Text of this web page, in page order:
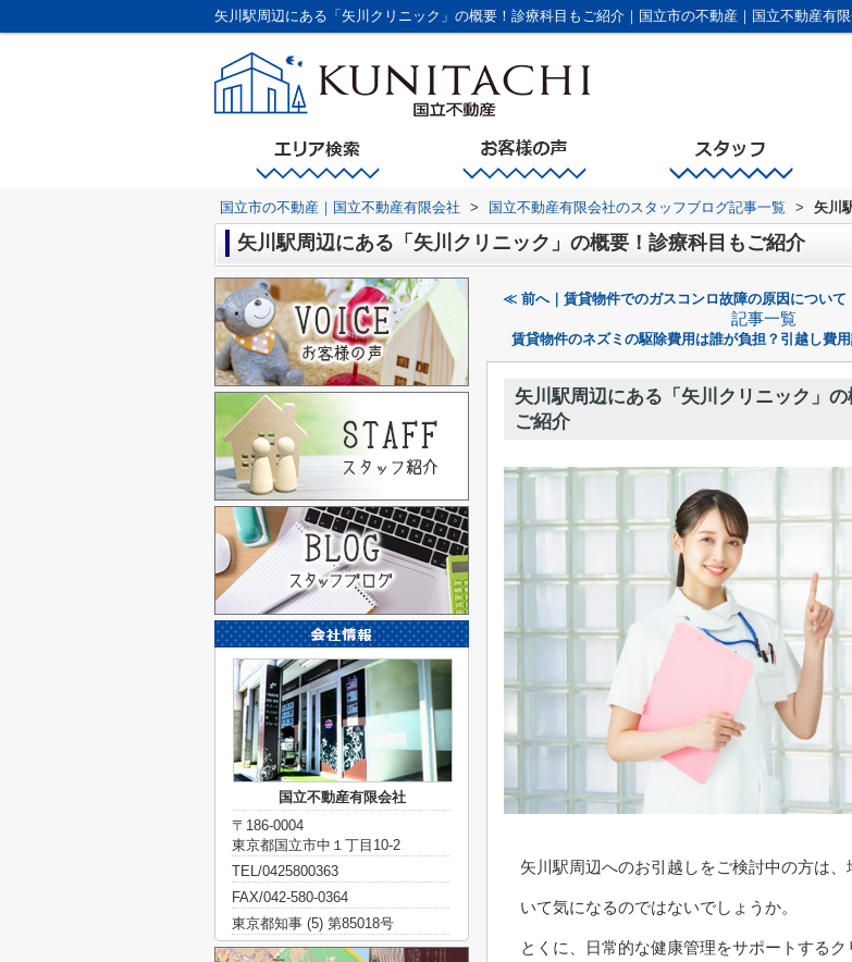
矢川駅周辺にある「矢川クリニック」の概要！診療科目もご紹介｜国立市の不動産｜国立不動産有
国立市の不動産｜国立不動産有限会社 > 国立不動産有限会社のスタッフブログ記事一覧 > 矢川
矢川駅周辺にある「矢川クリニック」の概要！診療科目もご紹介
≪ 前へ｜賃貸物件でのガスコンロ故障の原因について
記事一覧
賃貸物件のネズミの駆除費用は誰が負担？引越し費
矢川駅周辺にある「矢川クリニック」
ご紹介
矢川駅周辺へのお引越しをご検討中の方は
いて気になるのではないでしょうか。
とくに、日常的な健康管理をサポートする
国立不動産有限会社
〒186-0004
東京都国立市中１丁目10-2
TEL/0425800363
FAX/042-580-0364
東京都知事 (5) 第85018号